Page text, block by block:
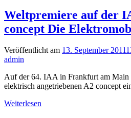
Weltpremiere auf der
concept Die
Veröffentlicht am 13. September 2011
admin
Auf der 64. IAA in Frankfurt am Main
elektrisch angetriebenen A2 concept
Weiterlesen